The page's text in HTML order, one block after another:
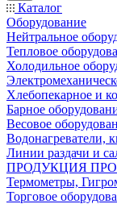
Каталог
Оборудование
Нейтральное
Тепловое
Холодильное
Хлебопекарное и
Барное
Весовое
Водонагреватели,
Линии раздачи и
ПРОДУКЦИЯ
Термометры,
Торговое